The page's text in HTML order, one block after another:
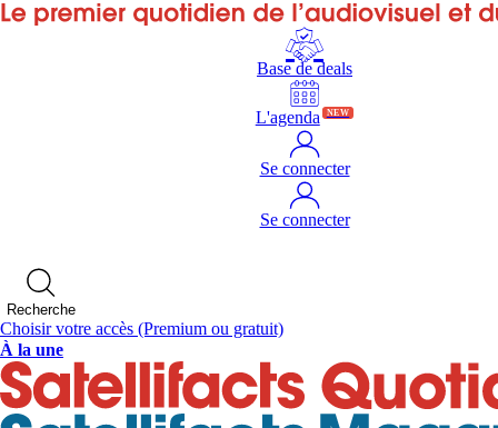
Base de deals
L'agenda NEW
Se connecter
Se connecter
Recherche
Choisir votre accès (Premium ou gratuit)
À la une